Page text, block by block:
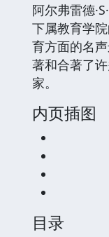
阿尔弗雷德
下属教育学
育方面的名
著和合著了
家。
内页插图
目录